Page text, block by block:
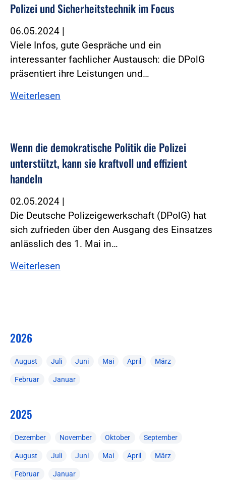
Polizei und Sicherheitstechnik im Focus
06.05.2024 |
Viele Infos, gute Gespräche und ein
interessanter fachlicher Austausch: die DPolG
präsentiert ihre Leistungen und…
Weiterlesen
Wenn die demokratische Politik die Polizei
unterstützt, kann sie kraftvoll und effizient
handeln
02.05.2024 |
Die Deutsche Polizeigewerkschaft (DPolG) hat
sich zufrieden über den Ausgang des Einsatzes
anlässlich des 1. Mai in…
Weiterlesen
2026
August Juli Juni Mai April März
Februar Januar
2025
Dezember November Oktober September
August Juli Juni Mai April März
Februar Januar